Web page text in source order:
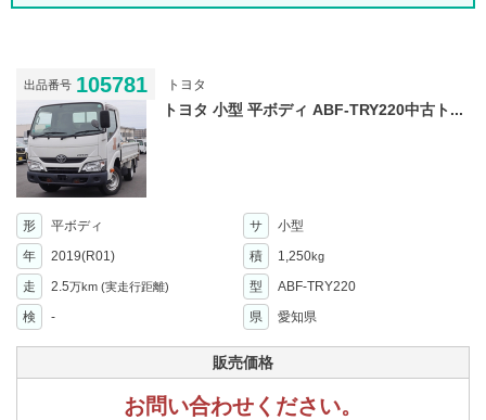
出品番号 105781 トヨタ
トヨタ 小型 平ボディ ABF-TRY220中古ト...
形 平ボディ サ
小型
年
2019(R01) 積 1,250kg
走 2.5万km (実走行距離) 型
ABF-TRY220
検
- 県 愛知県
販売価格
お問い合わせください。